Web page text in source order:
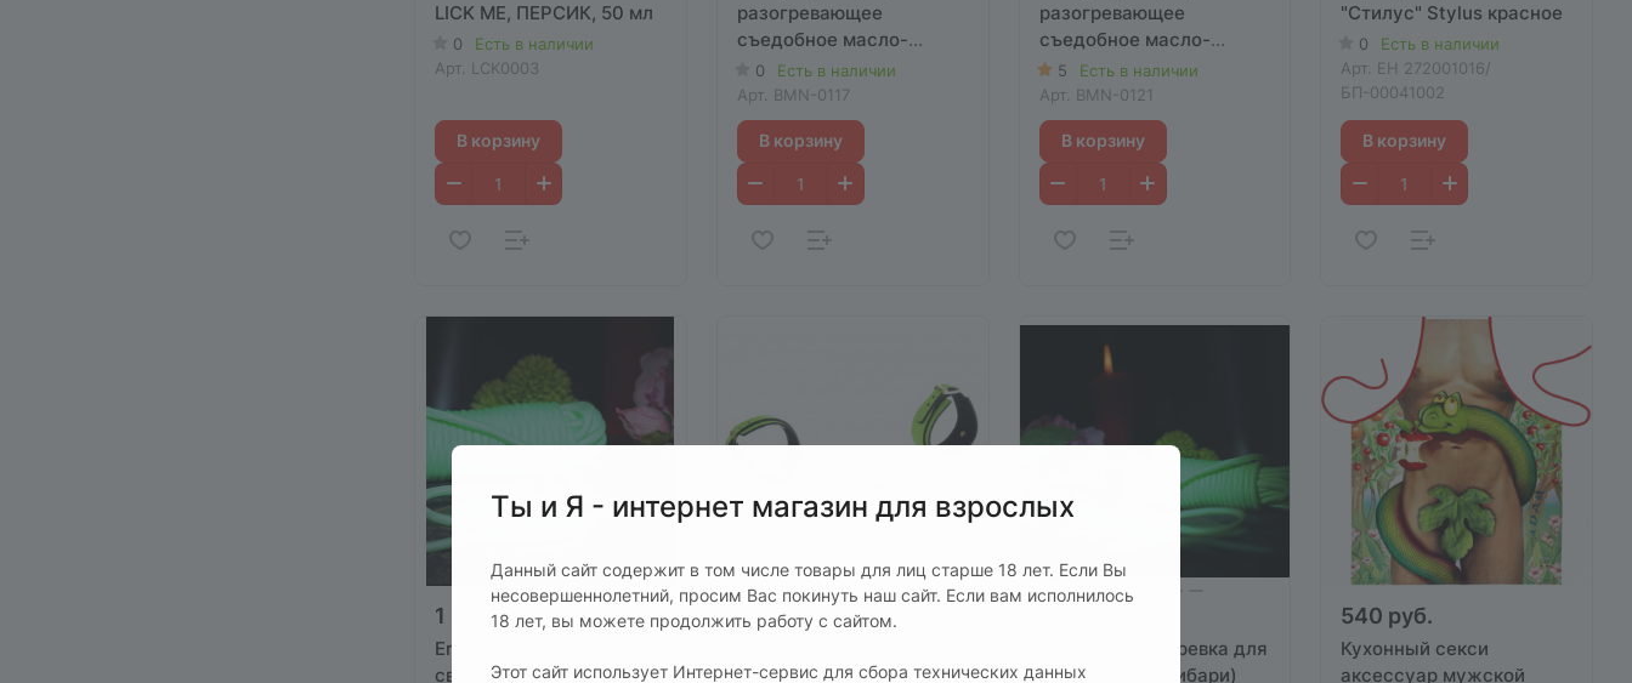
LICK ME, ПЕРСИК, 50 мл
0
Есть в наличии
Арт. LCK0003
В корзину
разогревающее
съедобное масло-
афродизиак со вкусом
ВИШНИ, 300 мл
0
Есть в наличии
Арт. BMN-0117
В корзину
разогревающее
съедобное масло-
афродизиак со вкусом
"ЯПОНСКОЕ ВИНО", 300
мл
5
Есть в наличии
Арт. BMN-0121
В корзину
"Стилус" Stylus красное
0
Есть в наличии
Арт. EH 272001016/
БП-00041002
В корзину
1 895 руб.
EroHot Glow Веревка для
связывания (шибари)
2 250 руб.
светящиеся в темноте,
EroHot Glow Веревка для
связывания (шибари)
540 руб.
Кухонный секси
аксессуар мужской
Ты и Я - интернет магазин для взрослых
Данный сайт содержит в том числе товары для лиц старше 18 лет. Если Вы
несовершеннолетний, просим Вас покинуть наш сайт. Если вам исполнилось
18 лет, вы можете продолжить работу с сайтом.
Этот сайт использует Интернет-сервис для сбора технических данных